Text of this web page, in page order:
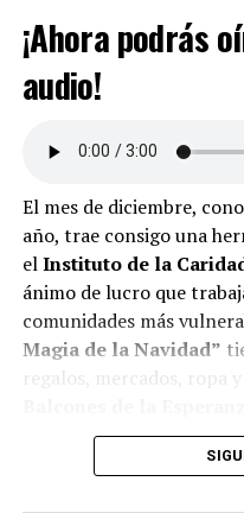
¡Ahora podrás
audio!
El mes de diciembre,
año, trae consigo una
elInstituto de la
ánimo de lucro que
comunidades más
Magia de la Navidad”
regalos, mercados, ropa
Patios, Norte de